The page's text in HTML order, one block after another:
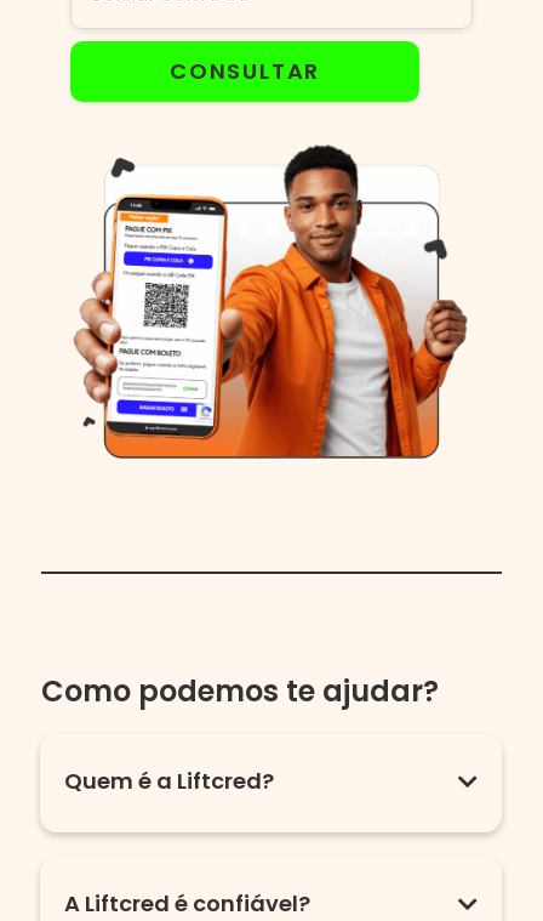
CONSULTAR
Como podemos te ajudar?
Quem é a Liftcred?
A Liftcred é confiável?